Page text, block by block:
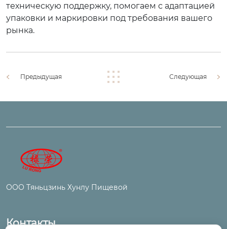
техническую поддержку, помогаем с адаптацией
упаковки и маркировки под требования вашего
рынка.
Предыдущая Следующая
ООО Тяньцзинь Хунлу Пищевой
Контакты